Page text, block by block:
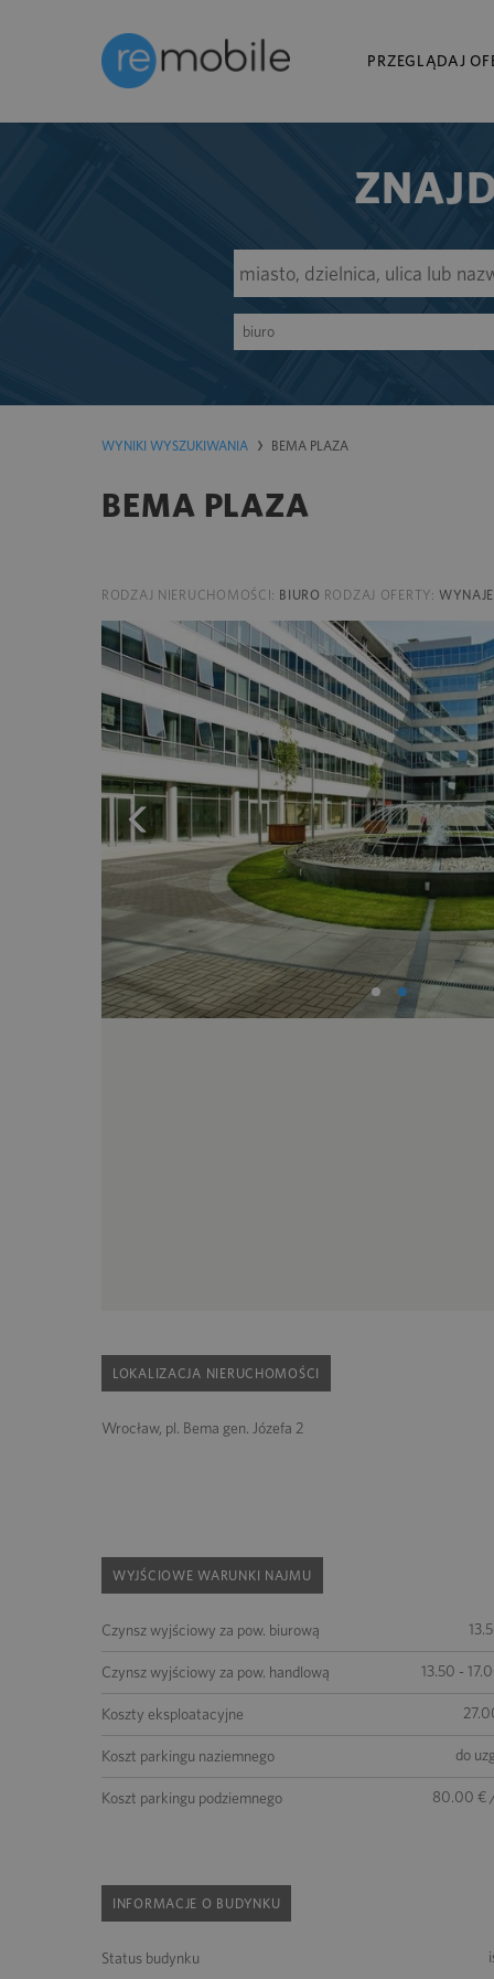
PRZEGLĄDAJ
biuro
WYNIKI WYSZUKIWANIA BEMA PLAZA
BEMA PLAZA
RODZAJ NIERUCHOMOŚCI: BIURO RODZAJ OFERTY:
LOKALIZACJA NIERUCHOMOŚCI
Wrocław, pl. Bema gen. Józefa 2
WYJŚCIOWE WARUNKI NAJMU
Czynsz wyjściowy za pow. biurową
Czynsz wyjściowy za pow. handlową 13.50 -
Koszty eksploatacyjne
Koszt parkingu naziemnego do
Koszt parkingu podziemnego 80.00 €
INFORMACJE O BUDYNKU
Status budynku